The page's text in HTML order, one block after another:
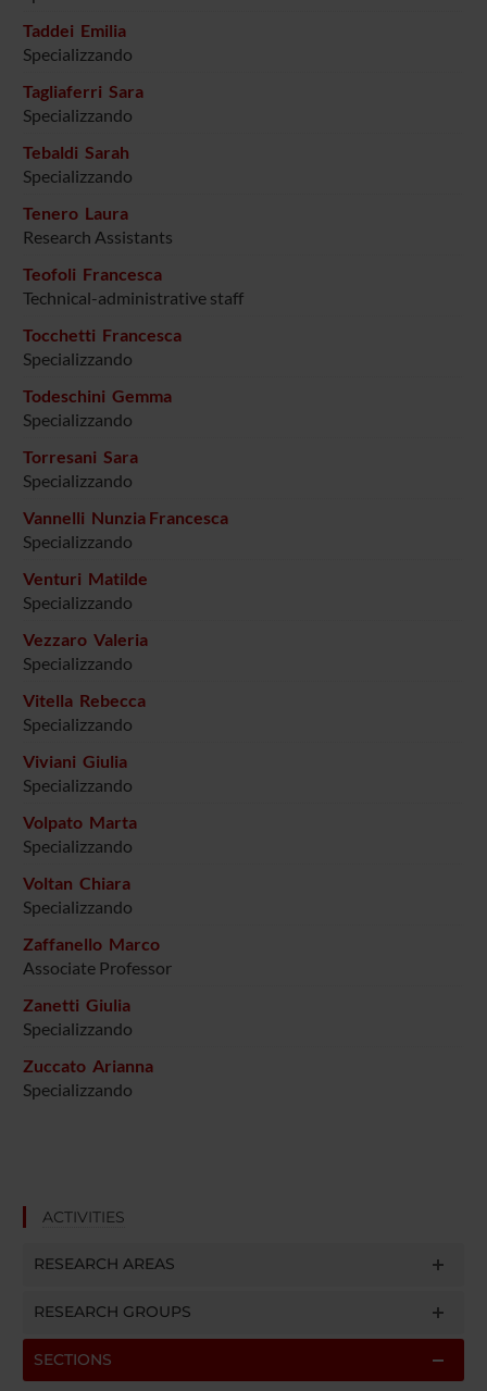
Taddei Emilia
Specializzando
Tagliaferri Sara
Specializzando
Tebaldi Sarah
Specializzando
Tenero Laura
Research Assistants
Teofoli Francesca
Technical-administrative staff
Tocchetti Francesca
Specializzando
Todeschini Gemma
Specializzando
Torresani Sara
Specializzando
Vannelli Nunzia Francesca
Specializzando
Venturi Matilde
Specializzando
Vezzaro Valeria
Specializzando
Vitella Rebecca
Specializzando
Viviani Giulia
Specializzando
Volpato Marta
Specializzando
Voltan Chiara
Specializzando
Zaffanello Marco
Associate Professor
Zanetti Giulia
Specializzando
Zuccato Arianna
Specializzando
ACTIVITIES
RESEARCH AREAS
RESEARCH GROUPS
SECTIONS